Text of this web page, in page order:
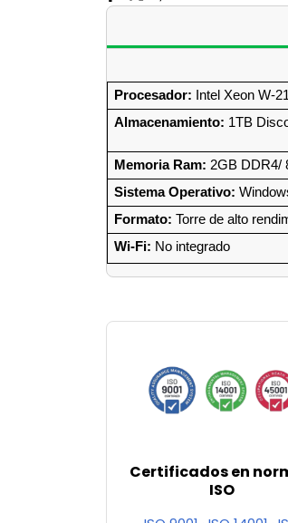
Procesador: Intel Xeon W-
Almacenamiento: 1TB
Memoria Ram: 2GB DDR4/
Sistema Operativo:
Formato: Torre de alto
Wi-Fi: No integrado
Certificados en
ISO